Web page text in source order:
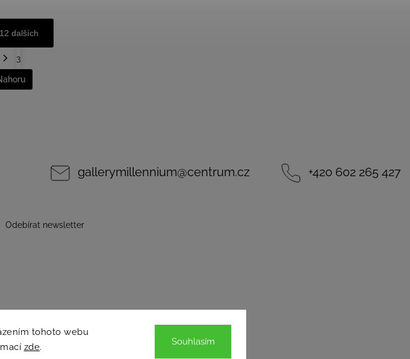
tohoto webu
zde. Souhlasím
dalších
3
gallerymillennium@centrum.cz +420 602 265 427
Odebírat newsletter